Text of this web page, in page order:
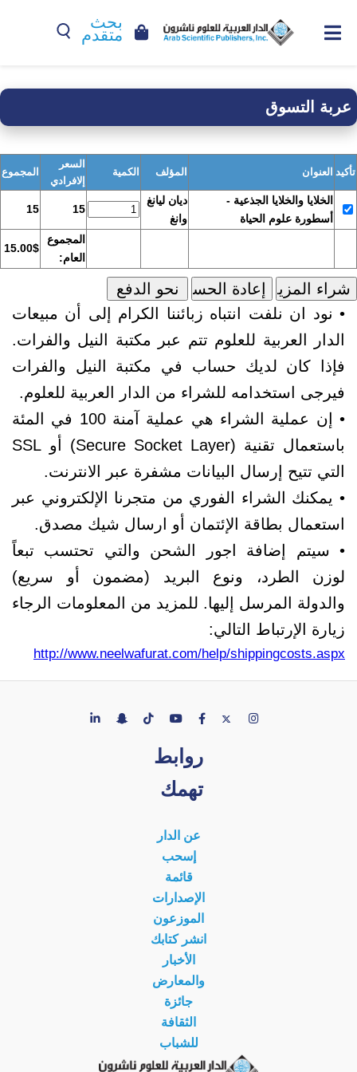
بحث
متقدم
عربة التسوق
تأكيد العنوان المؤلف الكمية
السعر
إلافرادي
المجموع
الخلايا والخلايا الجذعية -
أسطورة علوم الحياة
ديان ليانغ
وانغ
15
15
المجموع
العام:
15.00$
• نود ان نلفت انتباه زبائننا الكرام إلى أن مبيعات
الدار العربية للعلوم تتم عبر مكتبة النيل والفرات.
فإذا كان لديك حساب في مكتبة النيل والفرات
فيرجى استخدامه للشراء من الدار العربية للعلوم.
• إن عملية الشراء هي عملية آمنة 100 في المئة
باستعمال تقنية (Secure Socket Layer) أو SSL
التي تتيح إرسال البيانات مشفرة عبر الانترنت.
• يمكنك الشراء الفوري من متجرنا الإلكتروني عبر
استعمال بطاقة الإئتمان أو ارسال شيك مصدق.
• سيتم إضافة اجور الشحن والتي تحتسب تبعاً
لوزن الطرد، ونوع البريد (مضمون أو سريع)
والدولة المرسل إليها. للمزيد من المعلومات الرجاء
زيارة الإرتباط التالي:
http://www.neelwafurat.com/help/shippingcosts.aspx
روابط
تهمك
عن الدار
إسحب
قائمة
الإصدارات
الموزعون
انشر كتابك
الأخبار
والمعارض
جائزة
الثقافة
للشباب